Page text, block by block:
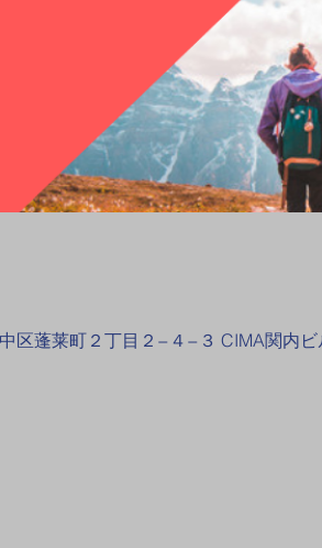
区蓬莱町２丁目２−４−３ CIMA関内ビ